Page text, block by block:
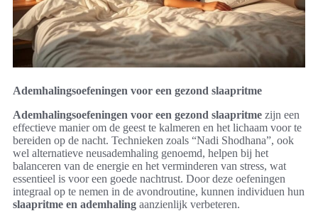
Ademhalingsoefeningen voor een gezond slaapritme
Ademhalingsoefeningen voor een gezond slaapritme zijn een
effectieve manier om de geest te kalmeren en het lichaam voor te
bereiden op de nacht. Technieken zoals “Nadi Shodhana”, ook
wel alternatieve neusademhaling genoemd, helpen bij het
balanceren van de energie en het verminderen van stress, wat
essentieel is voor een goede nachtrust. Door deze oefeningen
integraal op te nemen in de avondroutine, kunnen individuen hun
slaapritme en ademhaling aanzienlijk verbeteren.